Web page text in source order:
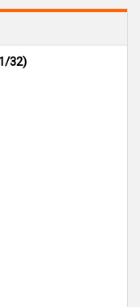
32)